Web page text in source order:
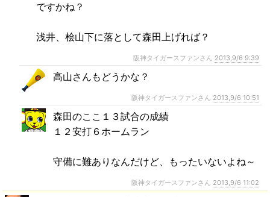
ですかね？
浅井、桧山下に落として森田上げれば？
阪神タイガースファンさん 2013,9/6 9:39
高山さんもどうかな？
阪神タイガースファンさん 2013,9/6 10:51
森田のここ１３試合の成績
１２安打６ホームラン
守備に難ありなんだけど、もったいないよね～
阪神タイガースファンさん 2013,9/6 11:02